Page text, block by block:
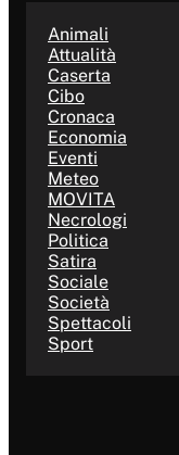
Animali
Attualità
Caserta
Cibo
Cronaca
Economia
Eventi
Meteo
MOVITA
Necrologi
Politica
Satira
Sociale
Società
Spettacoli
Sport